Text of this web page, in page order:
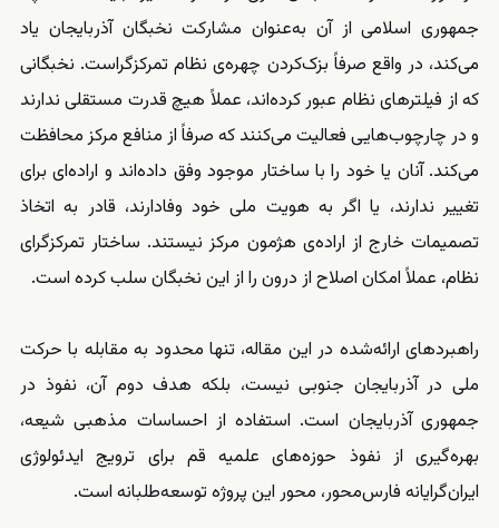
جمهوری اسلامی از آن به‌عنوان مشارکت نخبگان آذربایجان یاد
می‌کند، در واقع صرفاً بزک‌کردن چهره‌ی نظام تمرکزگراست. نخبگانی
که از فیلترهای نظام عبور کرده‌اند، عملاً هیچ قدرت مستقلی ندارند
و در چارچوب‌هایی فعالیت می‌کنند که صرفاً از منافع مرکز محافظت
می‌کند. آنان یا خود را با ساختار موجود وفق داده‌اند و اراده‌ای برای
تغییر ندارند، یا اگر به هویت ملی خود وفادارند، قادر به اتخاذ
تصمیمات خارج از اراده‌ی هژمون مرکز نیستند. ساختار تمرکزگرای
نظام، عملاً امکان اصلاح از درون را از این نخبگان سلب کرده است.
راهبردهای ارائه‌شده در این مقاله، تنها محدود به مقابله با حرکت
ملی در آذربایجان جنوبی نیست، بلکه هدف دوم آن، نفوذ در
جمهوری آذربایجان است. استفاده از احساسات مذهبی شیعه،
بهره‌گیری از نفوذ حوزه‌های علمیه قم برای ترویج ایدئولوژی
ایران‌گرایانه فارس‌محور، محور این پروژه‌ توسعه‌طلبانه است.